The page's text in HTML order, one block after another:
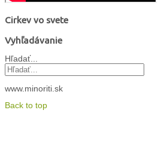
Cirkev vo svete
Vyhľadávanie
Hľadať...
www.minoriti.sk
Back to top